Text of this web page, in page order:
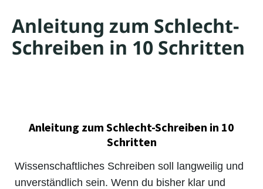
Anleitung zum Schlecht-
Schreiben in 10 Schritten
Anleitung zum Schlecht-Schreiben in 10
Schritten
Wissenschaftliches Schreiben soll langweilig und
unverständlich sein. Wenn du bisher klar und